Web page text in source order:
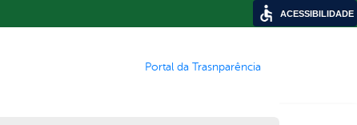
Portal da Trasnparência
ACESSIBILIDADE